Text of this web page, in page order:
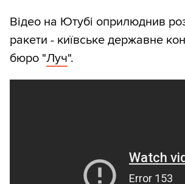
Відео на Ютубі оприлюднив
ракети - київське державне
бюро "Луч".